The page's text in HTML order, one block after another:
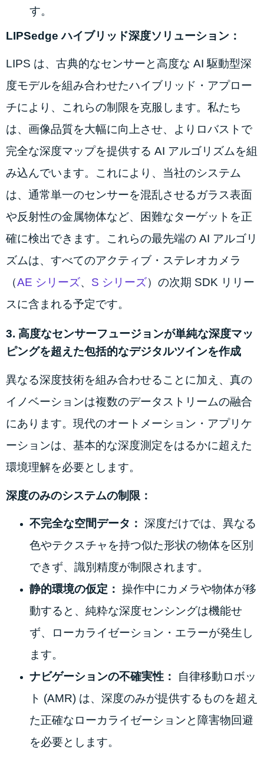
す。
LIPSedge ハイブリッド深度ソリューション：
LIPS は、古典的なセンサーと高度な AI 駆動型深
度モデルを組み合わせたハイブリッド・アプロー
チにより、これらの制限を克服します。私たち
は、画像品質を大幅に向上させ、よりロバストで
完全な深度マップを提供する AI アルゴリズムを組
み込んでいます。これにより、当社のシステム
は、通常単一のセンサーを混乱させるガラス表面
や反射性の金属物体など、困難なターゲットを正
確に検出できます。これらの最先端の AI アルゴリ
ズムは、すべてのアクティブ・ステレオカメラ
（AE シリーズ、 S シリーズ）の次期 SDK リリー
スに含まれる予定です。
3. 高度なセンサーフュージョンが単純な深度マッ
ピングを超えた包括的なデジタルツインを作成
異なる深度技術を組み合わせることに加え、真の
イノベーションは複数のデータストリームの融合
にあります。現代のオートメーション・アプリケ
ーションは、基本的な深度測定をはるかに超えた
環境理解を必要とします。
深度のみのシステムの制限：
不完全な空間データ： 深度だけでは、異なる
色やテクスチャを持つ似た形状の物体を区別
できず、識別精度が制限されます。
静的環境の仮定： 操作中にカメラや物体が移
動すると、純粋な深度センシングは機能せ
ず、ローカライゼーション・エラーが発生し
ます。
ナビゲーションの不確実性：
自律移動ロボッ
ト (AMR) は、深度のみが提供するものを超え
た正確なローカライゼーションと障害物回避
を必要とします。